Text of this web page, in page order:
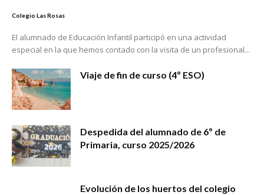
Colegio Las Rosas
El alumnado de Educación Infantil participó en una actividad
especial en la que hemos contado con la visita de un profesional...
Viaje de fin de curso (4º ESO)
Despedida del alumnado de 6º de
Primaria, curso 2025/2026
Evolución de los huertos del colegio